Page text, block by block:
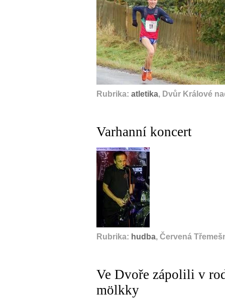
Rubrika: atletika, Dvůr Králové
Varhanní koncert
Rubrika: hudba, Červená
Ve Dvoře zápolili v
mölkky